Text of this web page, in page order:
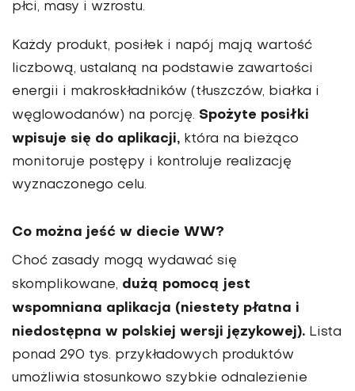
płci, masy i wzrostu.
Każdy produkt, posiłek i napój mają wartość
liczbową, ustalaną na podstawie zawartości
energii i makroskładników (tłuszczów, białka i
węglowodanów) na porcję. Spożyte posiłki
wpisuje się do aplikacji, która na bieżąco
monitoruje postępy i kontroluje realizację
wyznaczonego celu.
Co można jeść w diecie WW?
Choć zasady mogą wydawać się
skomplikowane, dużą pomocą jest
wspomniana aplikacja (niestety płatna i
niedostępna w polskiej wersji językowej). Lista
ponad 290 tys. przykładowych produktów
umożliwia stosunkowo szybkie odnalezienie